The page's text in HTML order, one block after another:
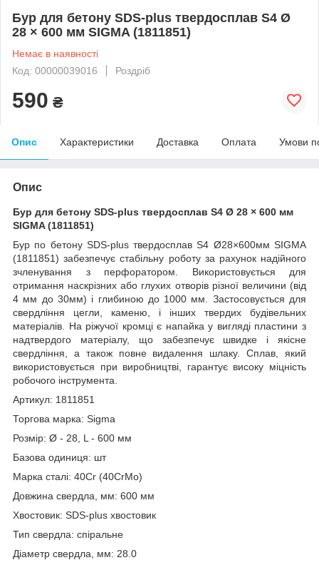
Бур для бетону SDS-plus твердосплав S4 Ø
28 × 600 мм SIGMA (1811851)
Немає в наявності
Код: 00000039016
Роздріб
590 ₴
Опис Характеристики Доставка Оплата Умови
Опис
Бур для бетону SDS-plus твердосплав S4 Ø 28 × 600 мм
SIGMA (1811851)
Бур по бетону SDS-plus твердосплав S4 Ø28×600мм SIGMA
(1811851) забезпечує стабільну роботу за рахунок надійного
зчленування з перфоратором. Використовується для
отримання наскрізних або глухих отворів різної величини (від
4 мм до 30мм) і глибиною до 1000 мм. Застосовується для
свердління цегли, каменю, і інших твердих будівельних
матеріалів. На ріжучої кромці є напайка у вигляді пластини з
надтвердого матеріалу, що забезпечує швидке і якісне
свердління, а також повне видалення шлаку. Сплав, який
використовується при виробництві, гарантує високу міцність
робочого інструмента.
Артикул: 1811851
Торгова марка: Sigma
Розмір: Ø - 28, L - 600 мм
Базова одиниця: шт
Марка сталі: 40Cr (40CrMo)
Довжина свердла, мм: 600 мм
Хвостовик: SDS-plus хвостовик
Тип свердла: спіральне
Діаметр свердла, мм: 28.0